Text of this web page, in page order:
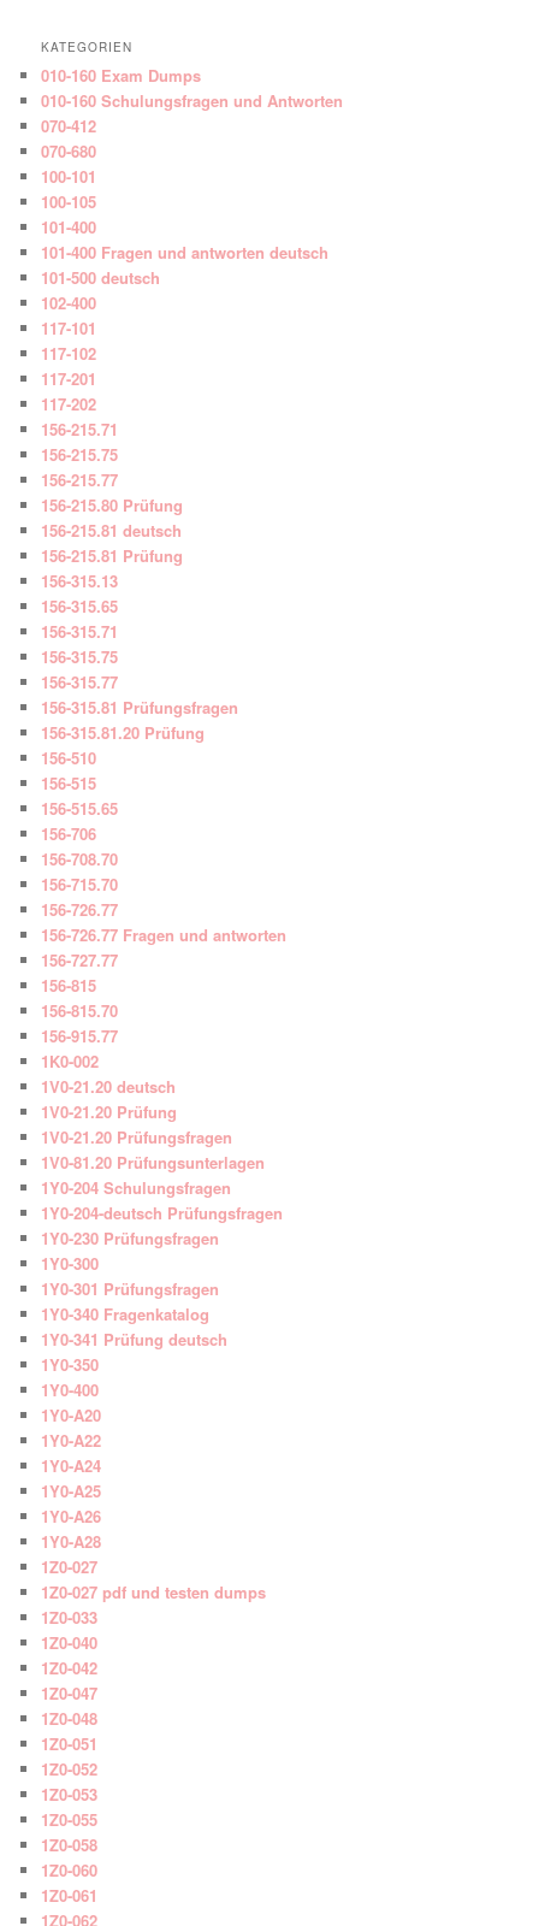
KATEGORIEN
010-160 Exam Dumps
010-160 Schulungsfragen und Antworten
070-412
070-680
100-101
100-105
101-400
101-400 Fragen und antworten deutsch
101-500 deutsch
102-400
117-101
117-102
117-201
117-202
156-215.71
156-215.75
156-215.77
156-215.80 Prüfung
156-215.81 deutsch
156-215.81 Prüfung
156-315.13
156-315.65
156-315.71
156-315.75
156-315.77
156-315.81 Prüfungsfragen
156-315.81.20 Prüfung
156-510
156-515
156-515.65
156-706
156-708.70
156-715.70
156-726.77
156-726.77 Fragen und antworten
156-727.77
156-815
156-815.70
156-915.77
1K0-002
1V0-21.20 deutsch
1V0-21.20 Prüfung
1V0-21.20 Prüfungsfragen
1V0-81.20 Prüfungsunterlagen
1Y0-204 Schulungsfragen
1Y0-204-deutsch Prüfungsfragen
1Y0-230 Prüfungsfragen
1Y0-300
1Y0-301 Prüfungsfragen
1Y0-340 Fragenkatalog
1Y0-341 Prüfung deutsch
1Y0-350
1Y0-400
1Y0-A20
1Y0-A22
1Y0-A24
1Y0-A25
1Y0-A26
1Y0-A28
1Z0-027
1Z0-027 pdf und testen dumps
1Z0-033
1Z0-040
1Z0-042
1Z0-047
1Z0-048
1Z0-051
1Z0-052
1Z0-053
1Z0-055
1Z0-058
1Z0-060
1Z0-061
1Z0-062